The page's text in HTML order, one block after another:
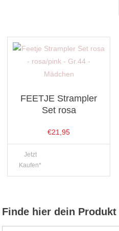
FEETJE Strampler
Set rosa
€21,95
Jetzt
Kaufen*
Finde hier dein Produkt